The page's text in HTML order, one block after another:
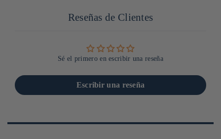
Reseñas de Clientes
Sé el primero en escribir una reseña
Escribir una reseña